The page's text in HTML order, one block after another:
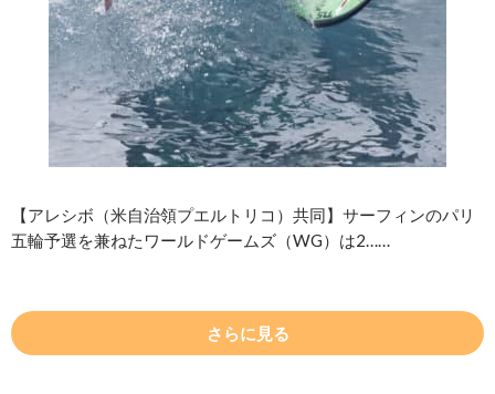
【アレシボ（米自治領プエルトリコ）共同】サーフィンのパリ
五輪予選を兼ねたワールドゲームズ（WG）は2……
さらに見る